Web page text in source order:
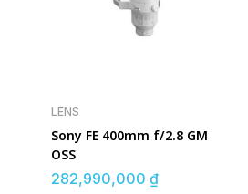
LENS
Sony FE 400mm f/2.8 GM
OSS
282,990,000 ₫